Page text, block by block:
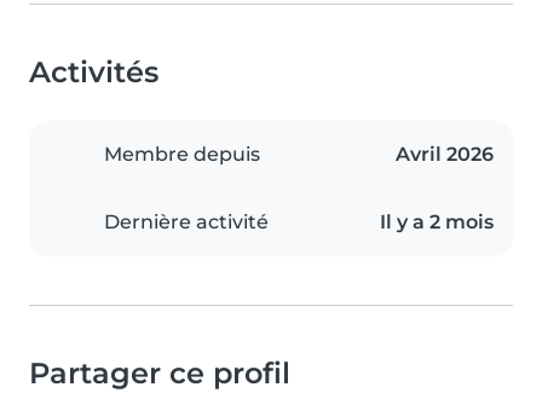
Activités
Membre depuis Avril 2026
Dernière activité Il y a 2 mois
Partager ce profil